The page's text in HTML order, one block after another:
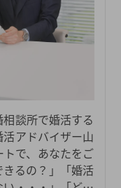
相談所で婚活する
アドバイザー山
で、あなたをご
るの？」「婚活